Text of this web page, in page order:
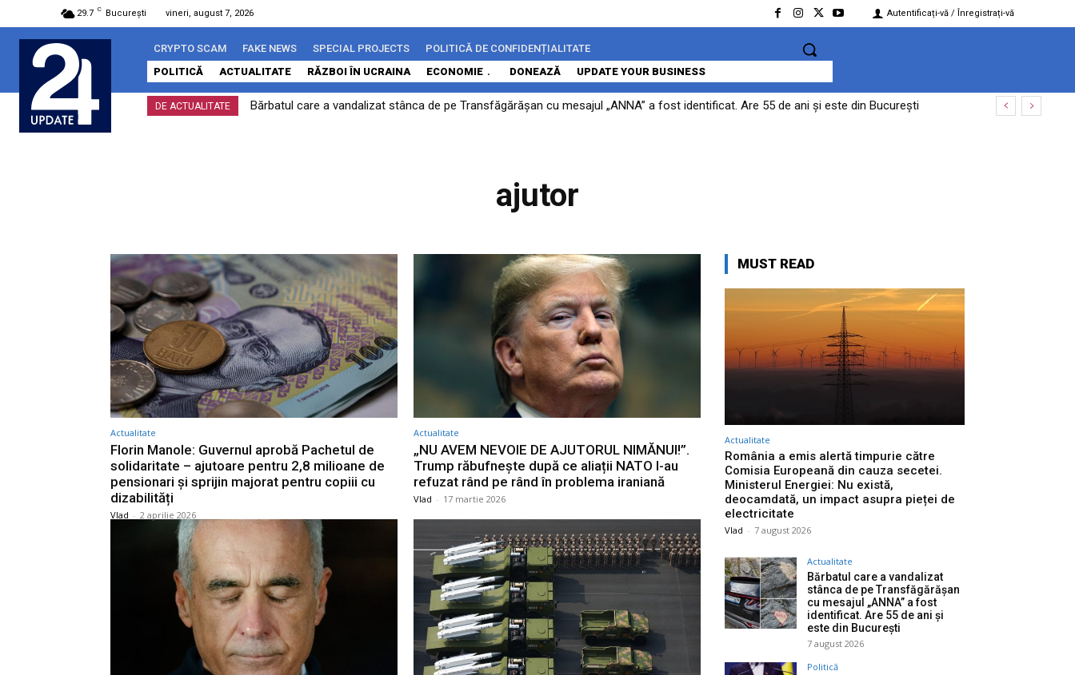
29.7 C București vineri, august 7, 2026 Autentificați-vă / Înregistrați-vă
CRYPTO SCAM FAKE NEWS SPECIAL PROJECTS
POLITICĂ DE CONFIDENȚIALITATE
POLITICĂ
ACTUALITATE RĂZBOI ÎN UCRAINA ECONOMIE DONEAZĂ UPDATE YOUR BUSINESS
DE ACTUALITATE Bărbatul care a vandalizat stânca de pe Transfăgărășan cu mesajul „ANNA” a fost identificat. Are 55 de ani și este din București
ajutor
Actualitate
Florin Manole: Guvernul aprobă Pachetul de
solidaritate – ajutoare pentru 2,8 milioane de
pensionari și sprijin majorat pentru copiii cu
dizabilități
Vlad - 2 aprilie 2026
Actualitate
„NU AVEM NEVOIE DE AJUTORUL NIMĂNUI!”.
Trump răbufnește după ce aliații NATO l-au
refuzat rând pe rând în problema iraniană
Vlad - 17 martie 2026
MUST READ
Actualitate
România a emis alertă timpurie către
Comisia Europeană din cauza secetei.
Ministerul Energiei: Nu există,
deocamdată, un impact asupra pieței de
electricitate
Vlad - 7 august 2026
Actualitate
Bărbatul care a vandalizat
stânca de pe Transfăgărășan
cu mesajul „ANNA” a fost
identificat. Are 55 de ani și
este din București
7 august 2026
Politică